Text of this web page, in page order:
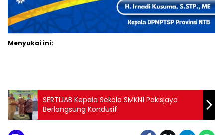
Menyukai ini:
SERTIJAB Kepala Sekola SMKN1 Pakisjaya
Berlangsung Kondusif